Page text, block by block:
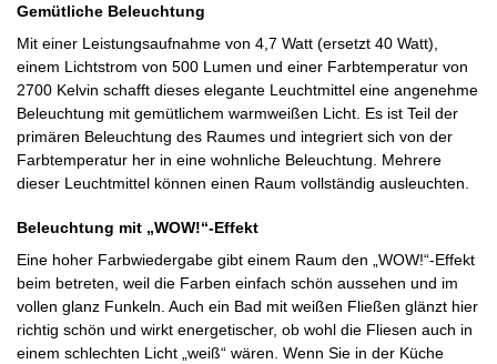
Gemütliche Beleuchtung
Mit einer Leistungsaufnahme von 4,7 Watt (ersetzt 40 Watt),
einem Lichtstrom von 500 Lumen und einer Farbtemperatur von
2700 Kelvin schafft dieses elegante Leuchtmittel eine angenehme
Beleuchtung mit gemütlichem warmweißen Licht. Es ist Teil der
primären Beleuchtung des Raumes und integriert sich von der
Farbtemperatur her in eine wohnliche Beleuchtung. Mehrere
dieser Leuchtmittel können einen Raum vollständig ausleuchten.
Beleuchtung mit „WOW!“-Effekt
Eine hoher Farbwiedergabe gibt einem Raum den „WOW!“-Effekt
beim betreten, weil die Farben einfach schön aussehen und im
vollen glanz Funkeln. Auch ein Bad mit weißen Fließen glänzt hier
richtig schön und wirkt energetischer, ob wohl die Fliesen auch in
einem schlechten Licht „weiß“ wären. Wenn Sie in der Küche